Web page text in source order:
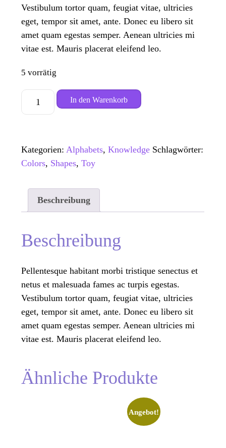
Vestibulum tortor quam, feugiat vitae, ultricies
eget, tempor sit amet, ante. Donec eu libero sit
amet quam egestas semper. Aenean ultricies mi
vitae est. Mauris placerat eleifend leo.
5 vorrätig
In den Warenkorb
Kategorien:Alphabets,Knowledge Schlagwörter:
Colors, Shapes,Toy
Beschreibung
Beschreibung
Pellentesque habitant morbi tristique senectus et
netus et malesuada fames ac turpis egestas.
Vestibulum tortor quam, feugiat vitae, ultricies
eget, tempor sit amet, ante. Donec eu libero sit
amet quam egestas semper. Aenean ultricies mi
vitae est. Mauris placerat eleifend leo.
Ähnliche Produkte
Angebot!